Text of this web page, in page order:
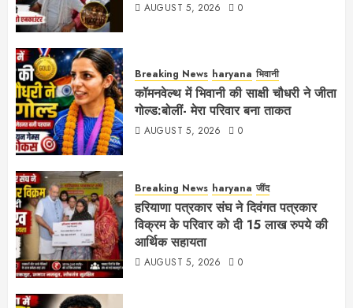
AUGUST 5, 2026 0
Breaking News haryana भिवानी
कॉमनवेल्थ में भिवानी की साक्षी चौधरी ने जीता
गोल्ड:बोलीं- मेरा परिवार बना ताकत
AUGUST 5, 2026 0
Breaking News haryana जींद
हरियाणा पत्रकार संघ ने दिवंगत पत्रकार
विक्रम के परिवार को दी 15 लाख रुपये की
आर्थिक सहायता
AUGUST 5, 2026 0